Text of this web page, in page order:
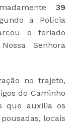
39
a Polícia
o feriado
Senhora
no trajeto,
do Caminho
que auxilia os
locais